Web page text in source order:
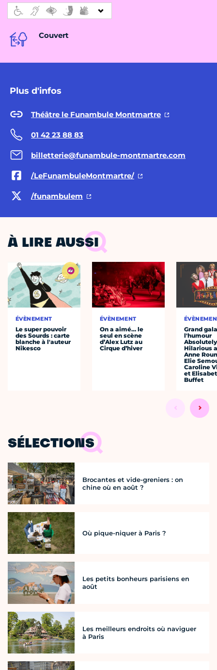
Couvert
Plus d'infos
Théâtre le Funambule Montmartre
01 42 23 88 83
billetterie@funambule-montmartre.com
/LeFunambuleMontmartre/
/funambulem
À LIRE AUSSI
ÉVÈNEMENT
Le super pouvoir
des Sourds : carte
blanche à l'auteur
Nikesco
ÉVÈNEMENT
On a aimé… le
seul en scène
d’Alex Lutz au
Cirque d’hiver
Grand
l'humour
Absolutely
Hilarious
Anne
Elie
Caroline
et
Buffet
SÉLECTIONS
Brocantes et vide-greniers : on
chine où en août ?
Où pique-niquer à Paris ?
Les petits bonheurs parisiens en
août
Les meilleurs endroits où naviguer
à Paris